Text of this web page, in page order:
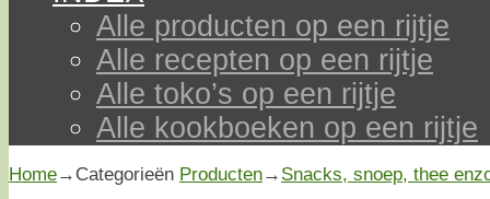
Alle producten op een rijtje
Alle recepten op een rijtje
Alle toko’s op een rijtje
Alle kookboeken op een rijtje
Home→Categorieën Producten→ Snacks, snoep, thee